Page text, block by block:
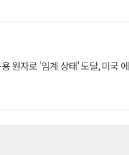
원자로 '임계 상태' 도달, 미국 에